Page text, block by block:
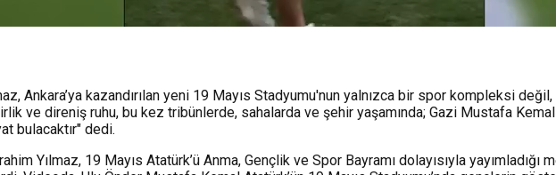
Ankara’ya kazandırılan yeni 19 Mayıs Stadyumu'nun yalnızca bir spor kompleksi
ve direniş ruhu, bu kez tribünlerde, sahalarda ve şehir yaşamında; Gazi Mustafa
bulacaktır" dedi.
Yılmaz, 19 Mayıs Atatürk’ü Anma, Gençlik ve Spor Bayramı dolayısıyla yayımladığı